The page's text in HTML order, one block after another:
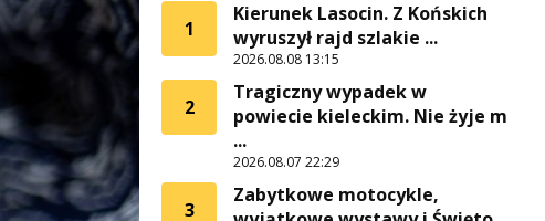
1
Kierunek Lasocin. Z Końskich
wyruszył rajd szlakie ...
2026.08.08 13:15
2
Tragiczny wypadek w
powiecie kieleckim. Nie żyje m
...
2026.08.07 22:29
3
Zabytkowe motocykle,